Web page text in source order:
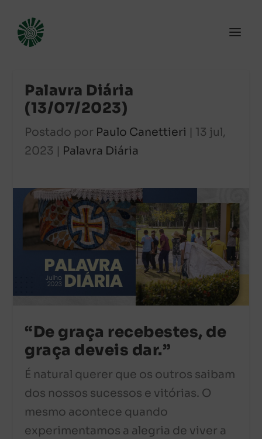
Palavra Diária
(13/07/2023)
Postado por Paulo Canettieri | 13 jul,
2023 | Palavra Diária
“De graça recebestes, de
graça deveis dar.”
É natural querer que os outros saibam
dos nossos sucessos e vitórias. O
mesmo acontece quando
experimentamos a alegria de viver a